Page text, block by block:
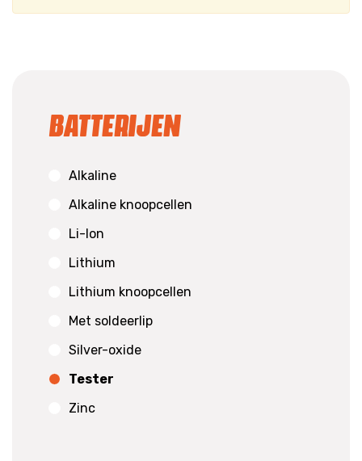
Batterijen
Alkaline
Alkaline knoopcellen
Li-Ion
Lithium
Lithium knoopcellen
Met soldeerlip
Silver-oxide
Tester
Zinc